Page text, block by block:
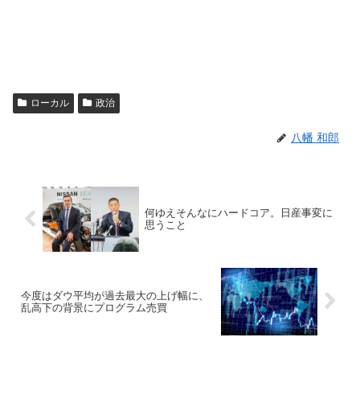
ローカル 政治
八幡 和郎
何ゆえそんなにハードコア。日産事変に
思うこと
今度はダウ平均が過去最大の上げ幅に、
乱高下の背景にプログラム売買